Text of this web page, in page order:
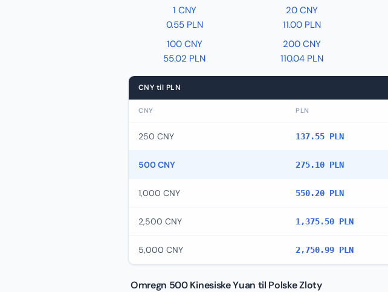
1 CNY
0.55 PLN
20 CNY
11.00 PLN
100 CNY
55.02 PLN
200 CNY
110.04 PLN
CNY til PLN
CNY PLN
250 CNY 137.55 PLN
500 CNY 275.10 PLN
1,000 CNY 550.20 PLN
2,500 CNY 1,375.50 PLN
5,000 CNY 2,750.99 PLN
Omregn 500 Kinesiske Yuan til Polske Zloty